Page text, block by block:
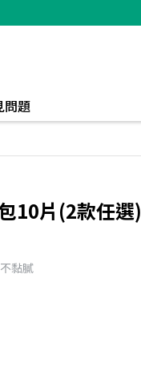
問題
10片(2款任選)
黏膩